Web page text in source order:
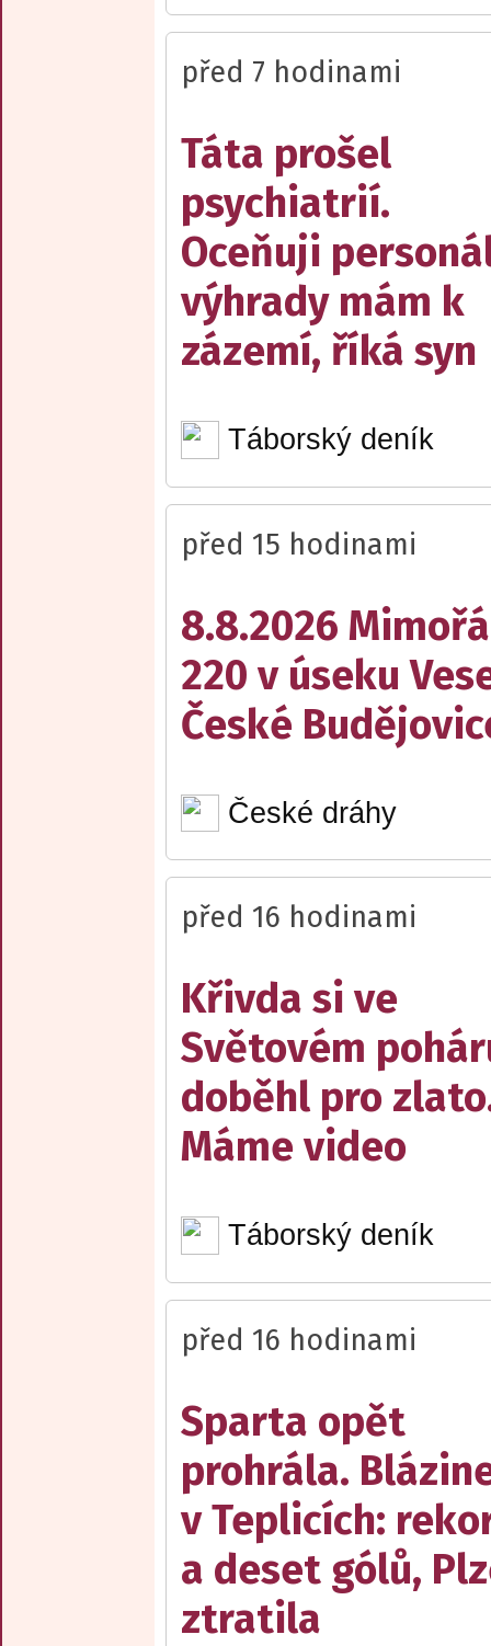
před 7 hodinami
Táta prošel
psychiatrií.
Oceňuji
výhrady mám k
zázemí, říká syn
Táborský deník
před 15 hodinami
8.8.2026
220 v úseku
České
České dráhy
před 16 hodinami
Křivda si ve
Světovém
doběhl pro
Máme video
Táborský deník
před 16 hodinami
Sparta opět
prohrála.
v Teplicích:
a deset gólů,
ztratila